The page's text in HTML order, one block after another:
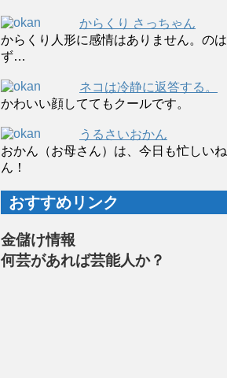
からくり さっちゃん
からくり人形に感情はありません。のは
ず…
ネコは冷静に返答する。
かわいい顔しててもクールです。
うるさいおかん
おかん（お母さん）は、今日も忙しいね
ん！
おすすめリンク
金儲け情報
何芸があれば芸能人か？